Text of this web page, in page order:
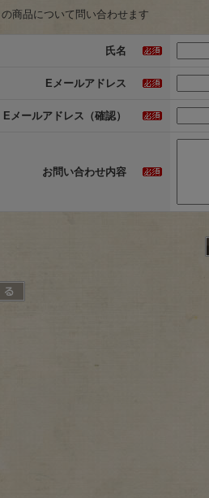
の商品について問い合わせます
氏名
Eメールアドレス
Eメールアドレス（確認）
お問い合わせ内容